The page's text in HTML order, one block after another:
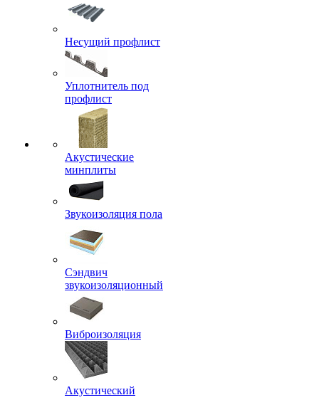
Несущий профлист
Уплотнитель под
профлист
Акустические
минплиты
Звукоизоляция пола
Сэндвич
звукоизоляционный
Виброизоляция
Акустический